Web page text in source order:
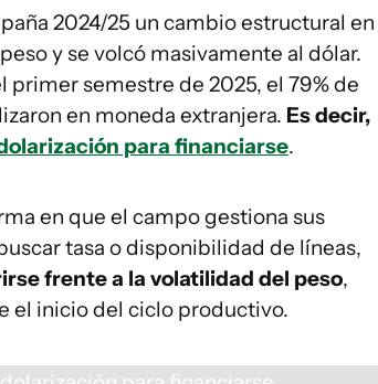
2024/25 un cambio estructural en
y se volcó masivamente al dólar.
semestre de 2025, el 79% de
en moneda extranjera. Es decir,
para financiarse.
en que el campo gestiona sus
tasa o disponibilidad de líneas,
frente a la volatilidad del peso,
el inicio del ciclo productivo.